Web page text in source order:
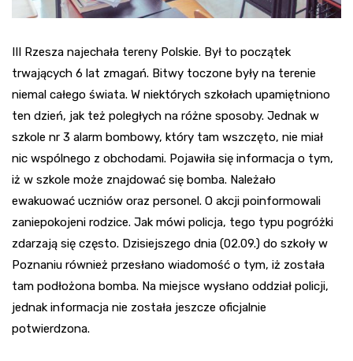
III Rzesza najechała tereny Polskie. Był to początek
trwających 6 lat zmagań. Bitwy toczone były na terenie
niemal całego świata. W niektórych szkołach upamiętniono
ten dzień, jak też poległych na różne sposoby. Jednak w
szkole nr 3 alarm bombowy, który tam wszczęto, nie miał
nic wspólnego z obchodami. Pojawiła się informacja o tym,
iż w szkole może znajdować się bomba. Należało
ewakuować uczniów oraz personel. O akcji poinformowali
zaniepokojeni rodzice. Jak mówi policja, tego typu pogróżki
zdarzają się często. Dzisiejszego dnia (02.09.) do szkoły w
Poznaniu również przesłano wiadomość o tym, iż została
tam podłożona bomba. Na miejsce wysłano oddział policji,
jednak informacja nie została jeszcze oficjalnie
potwierdzona.